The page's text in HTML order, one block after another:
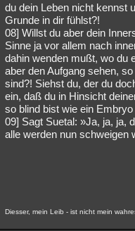
du dein Leben nicht kennst
Grunde in dir fühlst?!
08] Willst du aber dein
Sinne ja vor allem nach
dahin wenden mußt, wo du
aber den Aufgang sehen,
sind?! Siehst du, der du
ein, daß du in Hinsicht
so blind bist wie ein
09] Sagt Suetal: »Ja, ja, ja,
alle werden nun schweigen
Diesser, mein Leib - ist nicht mein